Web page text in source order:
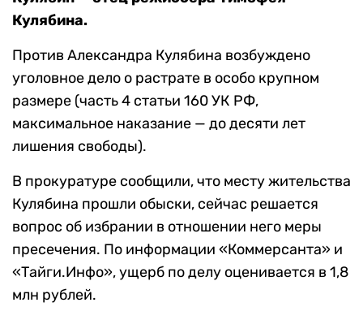
Кулябина.
Против Александра Кулябина возбуждено
уголовное дело о растрате в особо крупном
размере (часть 4 статьи 160 УК РФ,
максимальное наказание — до десяти лет
лишения свободы).
В прокуратуре сообщили, что месту жительства
Кулябина прошли обыски, сейчас решается
вопрос об избрании в отношении него меры
пресечения. По информации «Коммерсанта» и
«Тайги.Инфо», ущерб по делу оценивается в 1,8
млн рублей.